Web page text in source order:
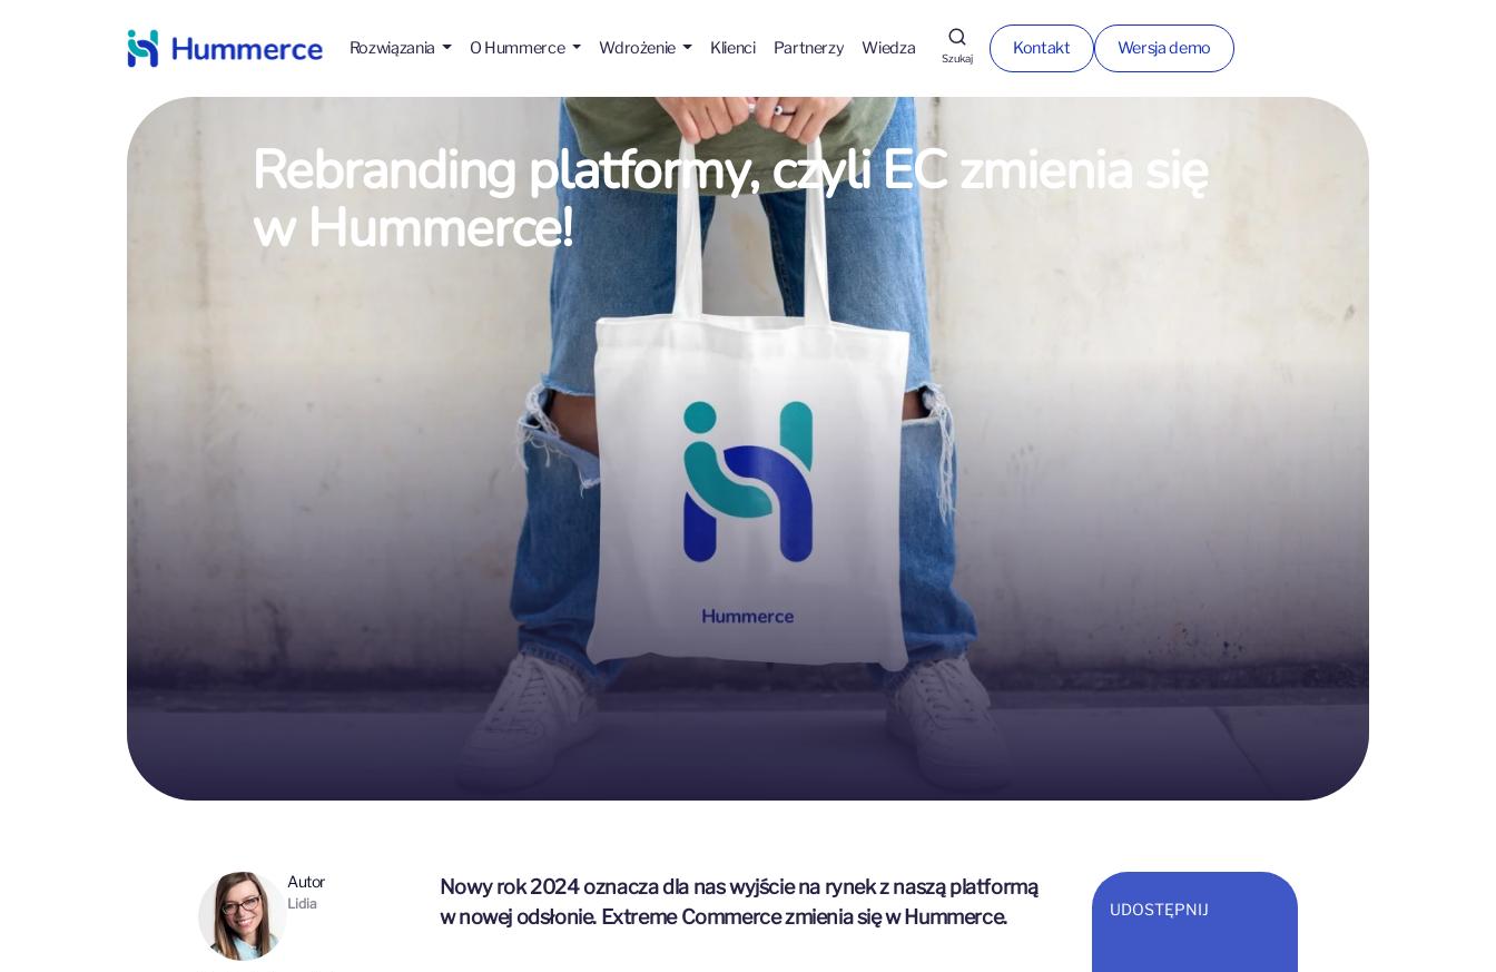
Rozwiązania O Hummerce Wdrożenie Klienci Partnerzy Wiedza
Szukaj
Kontakt Wersja demo
Rebranding platformy, czyli EC zmienia się
w Hummerce!
Autor
Lidia
Nowy rok 2024 oznacza dla nas wyjście na rynek z naszą platformą
w nowej odsłonie. Extreme Commerce zmienia się w Hummerce.
UDOSTĘPNIJ